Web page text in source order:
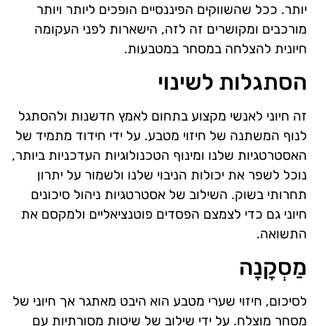
יותר. ככל שהשווקים הפיננסיים הופכים ליותר ויותר
מורכבים ומקושרים זה לזה, הישארות לפני העקומה
חיונית להצלחה במסחר במטבעות.
הסתגלות לשינוי
זה חיוני לאנשי מקצוע בתחום לאמץ חדשנות ולהסתגל
לנוף המשתנה של חיזוי מטבע. על ידי חידוד מתמיד של
האסטרטגיות שלנו ומינוף הטכנולוגיות העדכניות ביותר,
נוכל לשפר את יכולות הניבוי שלנו ולשמור על יתרון
תחרותי בשוק. השילוב של אסטרטגיות ניהול סיכונים
חיוני גם כדי לצמצם הפסדים פוטנציאליים ולמקסם את
התשואה.
מַסְקָנָה
לסיכום, חיזוי שערי מטבע הוא היבט מאתגר אך חיוני של
מסחר מוצלח. על ידי שילוב של שיטות מסורתיות עם